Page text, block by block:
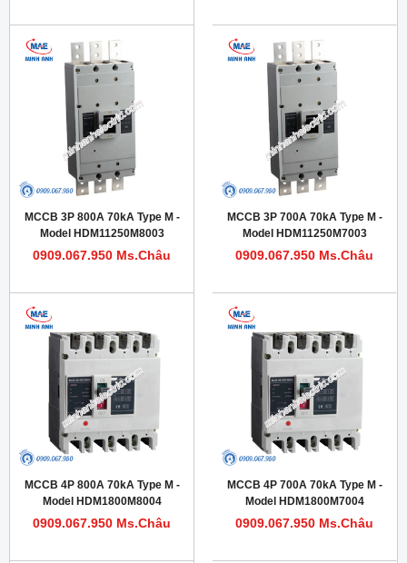
MCCB 3P 800A 70kA Type M -
Model HDM11250M8003
0909.067.950 Ms.Châu
MCCB 3P 700A 70kA Type M -
Model HDM11250M7003
0909.067.950 Ms.Châu
MCCB 4P 800A 70kA Type M -
Model HDM1800M8004
0909.067.950 Ms.Châu
MCCB 4P 700A 70kA Type M -
Model HDM1800M7004
0909.067.950 Ms.Châu